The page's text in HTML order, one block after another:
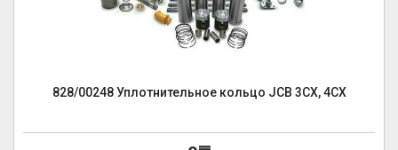
828/00248 Уплотнительное кольцо JCB 3CX, 4CX